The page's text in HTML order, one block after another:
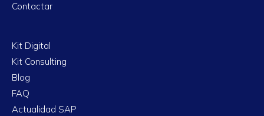
Contactar
Kit Digital
Kit Consulting
Blog
FAQ
Actualidad SAP